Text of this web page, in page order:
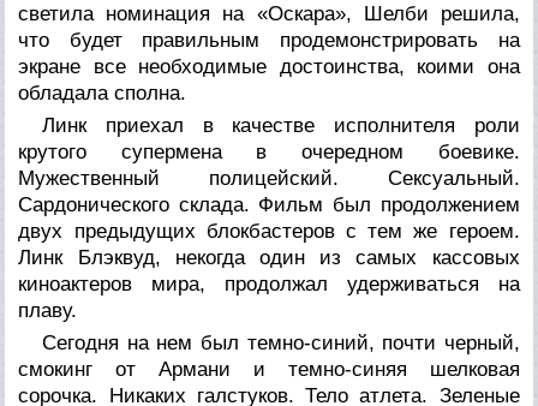
светила номинация на «Оскара», Шелби решила,
что будет правильным продемонстрировать на
экране все необходимые достоинства, коими она
обладала сполна.
Линк приехал в качестве исполнителя роли
крутого супермена в очередном боевике.
Мужественный полицейский. Сексуальный.
Сардонического склада. Фильм был продолжением
двух предыдущих блокбастеров с тем же героем.
Линк Блэквуд, некогда один из самых кассовых
киноактеров мира, продолжал удерживаться на
плаву.
Сегодня на нем был темно-синий, почти черный,
смокинг от Армани и темно-синяя шелковая
сорочка. Никаких галстуков. Тело атлета. Зеленые